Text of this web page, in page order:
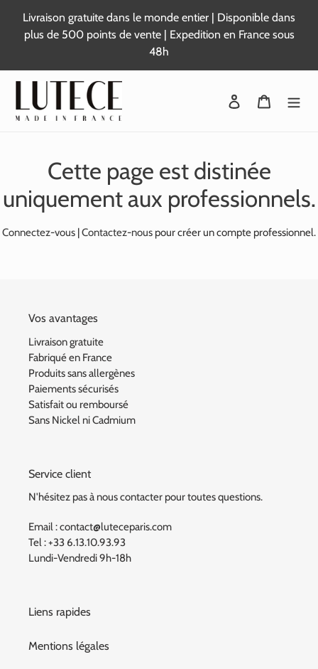
contenu
Livraison gratuite dans le monde entier | Disponible dans
plus de 500 points de vente | Expedition en France sous
48h
Se connecter
Panier
Cette page est distinée
uniquement aux professionnels.
Connectez-vous Contactez-nous pour créer un compte professionnel.
Vos avantages
Livraison gratuite
Fabriqué en France
Produits sans allergènes
Paiements sécurisés
Satisfait ou remboursé
Sans Nickel ni Cadmium
Service client
N'hésitez pas à nous contacter pour toutes questions.
Email : contact@luteceparis.com
Tel : +33 6.13.10.93.93
Lundi-Vendredi 9h-18h
Liens rapides
Mentions légales